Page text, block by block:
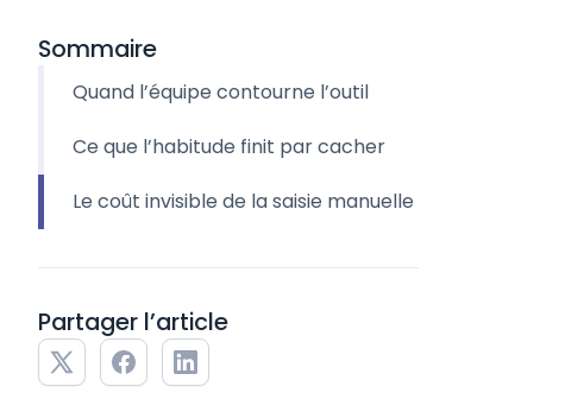
Sommaire
Quand l’équipe contourne l’outil
Ce que l’habitude finit par cacher
Le coût invisible de la saisie manuelle
Partager l’article